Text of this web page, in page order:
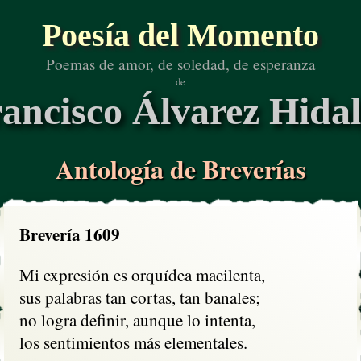
Poesía del Momento
Poemas de amor, de soledad, de esperanza
de
Álvarez
Antología de Breverías
Brevería 1609
Mi expresión es orquídea macilenta,
sus palabras tan cortas, tan banales;
no logra definir, aunque lo intenta,
los sentimientos más elementales.